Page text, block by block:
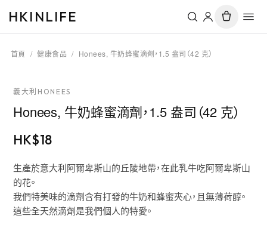
HKINLIFE
首頁 / 健康食品 / Honees, 牛奶蜂蜜滴劑，1.5 盎司（42 克）
義大利HONEES
Honees, 牛奶蜂蜜滴劑，1.5 盎司（42 克）
HK$18
生產於意大利阿爾卑斯山的丘陵地帶，在此乳牛吃阿爾卑斯山
的花。
我們特美味的滴劑含有打發的牛奶和蜂蜜夾心，且無薄荷醇。
這些全天然滴劑是我們個人的特愛。